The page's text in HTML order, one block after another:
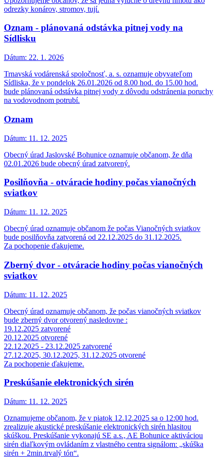
odrezky konárov, stromov, tují.
Oznam - plánovaná odstávka pitnej vody na
Sídlisku
Dátum: 22. 1. 2026
Trnavská vodárenská spoločnosť, a. s. oznamuje obyvateľom
Sídliska, že v pondelok 26.01.2026 od 8.00 hod. do 15.00 hod.
bude plánovaná odstávka pitnej vody z dôvodu odstránenia poruchy
na vodovodnom potrubí.
Oznam
Dátum: 11. 12. 2025
Obecný úrad Jaslovské Bohunice oznamuje občanom, že dňa
02.01.2026 bude obecný úrad zatvorený.
Posilňovňa - otváracie hodiny počas vianočných
sviatkov
Dátum: 11. 12. 2025
Obecný úrad oznamuje občanom že počas Vianočných sviatkov
bude posilňovňa zatvorená od 22.12.2025 do 31.12.2025.
Za pochopenie ďakujeme.
Zberný dvor - otváracie hodiny počas vianočných
sviatkov
Dátum: 11. 12. 2025
Obecný úrad oznamuje občanom, že počas vianočných sviatkov
bude zberný dvor otvorený nasledovne :
19.12.2025 zatvorené
20.12.2025 otvorené
22.12.2025 - 23.12.2025 zatvorené
27.12.2025, 30.12.2025, 31.12.2025 otvorené
Za pochopenie ďakujeme.
Preskúšanie elektronických sirén
Dátum: 11. 12. 2025
Oznamujeme občanom, že v piatok 12.12.2025 sa o 12:00 hod.
zrealizuje akustické preskúšanie elektronických sirén hlasitou
skúškou. Preskúšanie vykonajú SE a.s., AE Bohunice aktiváciou
sirén diaľkovým ovládaním z vlastného centra signálom: „skúška
sirén + 2min.trvalý tón“.